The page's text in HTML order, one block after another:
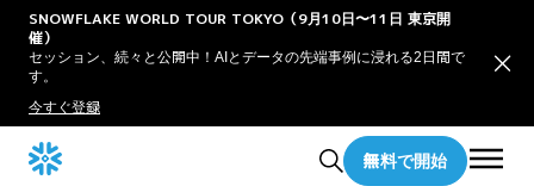
SNOWFLAKE WORLD TOUR TOKYO（9月10日〜11日 東京開
催）
セッション、続々と公開中！AIとデータの先端事例に浸れる2日間で
す。
今すぐ登録
無料で開始